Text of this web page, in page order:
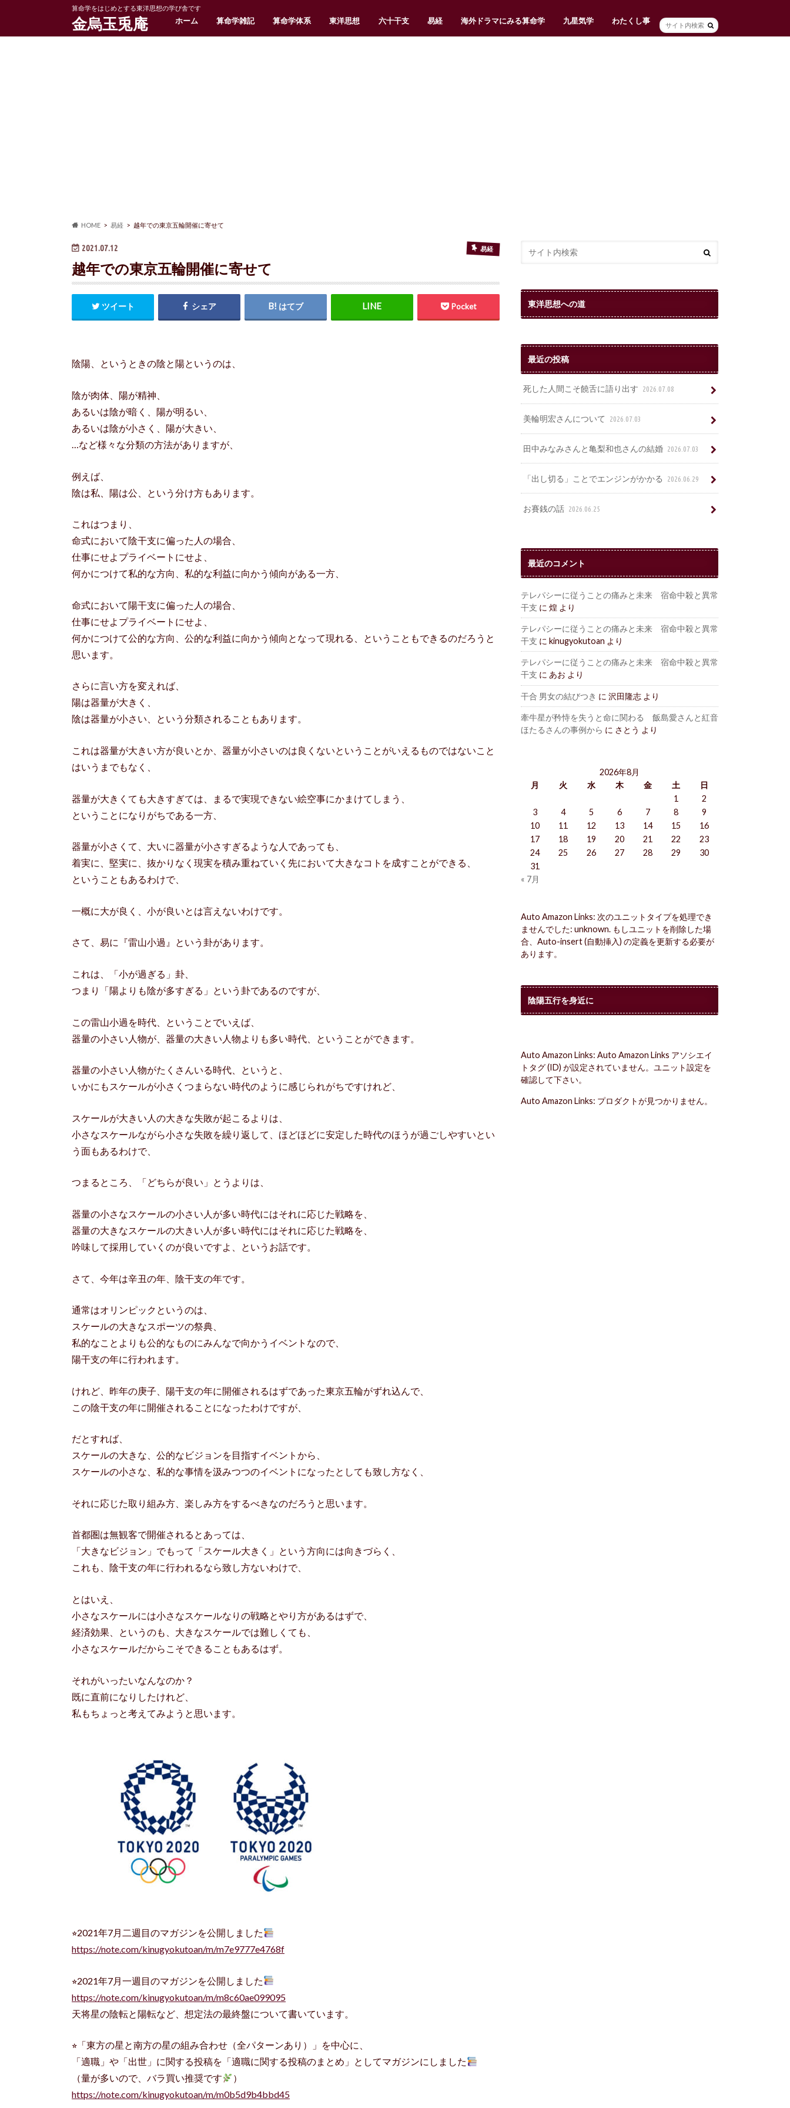
算命学をはじめとする東洋思想の学び舎です
金烏玉兎庵 ホーム 算命学雑記 算命学体系 東洋思想 六十干支 易経 海外ドラマにみる算命学 九星気学 わたくし事
HOME 易経 越年での東京五輪開催に寄せて
2021.07.12 易経
越年での東京五輪開催に寄せて
ツイート シェア はてブ Pocket
陰陽、というときの陰と陽というのは、
陰が肉体、陽が精神、
あるいは陰が暗く、陽が明るい、
あるいは陰が小さく、陽が大きい、
…など様々な分類の方法がありますが、
例えば、
陰は私、陽は公、という分け方もあります。
これはつまり、
命式において陰干支に偏った人の場合、
仕事にせよプライベートにせよ、
何かにつけて私的な方向、私的な利益に向かう傾向がある一方、
命式において陽干支に偏った人の場合、
仕事にせよプライベートにせよ、
何かにつけて公的な方向、公的な利益に向かう傾向となって現れる、ということもできるのだろうと
思います。
さらに言い方を変えれば、
陽は器量が大きく、
陰は器量が小さい、という分類されることもあります。
これは器量が大きい方が良いとか、器量が小さいのは良くないということがいえるものではないこと
はいうまでもなく、
器量が大きくても大きすぎては、まるで実現できない絵空事にかまけてしまう、
ということになりがちである一方、
器量が小さくて、大いに器量が小さすぎるような人であっても、
着実に、堅実に、抜かりなく現実を積み重ねていく先において大きなコトを成すことができる、
ということもあるわけで、
一概に大が良く、小が良いとは言えないわけです。
さて、易に『雷山小過』という卦があります。
これは、「小が過ぎる」卦、
つまり「陽よりも陰が多すぎる」という卦であるのですが、
この雷山小過を時代、ということでいえば、
器量の小さい人物が、器量の大きい人物よりも多い時代、ということができます。
器量の小さい人物がたくさんいる時代、というと、
いかにもスケールが小さくつまらない時代のように感じられがちですけれど、
スケールが大きい人の大きな失敗が起こるよりは、
小さなスケールながら小さな失敗を繰り返して、ほどほどに安定した時代のほうが過ごしやすいとい
う面もあるわけで、
つまるところ、「どちらが良い」とうよりは、
器量の小さなスケールの小さい人が多い時代にはそれに応じた戦略を、
器量の大きなスケールの大きい人が多い時代にはそれに応じた戦略を、
吟味して採用していくのが良いですよ、というお話です。
さて、今年は辛丑の年、陰干支の年です。
通常はオリンピックというのは、
スケールの大きなスポーツの祭典、
私的なことよりも公的なものにみんなで向かうイベントなので、
陽干支の年に行われます。
けれど、昨年の庚子、陽干支の年に開催されるはずであった東京五輪がずれ込んで、
この陰干支の年に開催されることになったわけですが、
だとすれば、
スケールの大きな、公的なビジョンを目指すイベントから、
スケールの小さな、私的な事情を汲みつつのイベントになったとしても致し方なく、
それに応じた取り組み方、楽しみ方をするべきなのだろうと思います。
首都圏は無観客で開催されるとあっては、
「大きなビジョン」でもって「スケール大きく」という方向には向きづらく、
これも、陰干支の年に行われるなら致し方ないわけで、
とはいえ、
小さなスケールには小さなスケールなりの戦略とやり方があるはずで、
経済効果、というのも、大きなスケールでは難しくても、
小さなスケールだからこそできることもあるはず。
それがいったいなんなのか？
既に直前になりしたけれど、
私もちょっと考えてみようと思います。
⭐︎2021年7月二週目のマガジンを公開しました
https://note.com/kinugyokutoan/m/m7e9777e4768f
⭐︎2021年7月一週目のマガジンを公開しました
https://note.com/kinugyokutoan/m/m8c60ae099095
天将星の陰転と陽転など、想定法の最終盤について書いています。
⭐︎「東方の星と南方の星の組み合わせ（全パターンあり）」を中心に、
「適職」や「出世」に関する投稿を「適職に関する投稿のまとめ」としてマガジンにしました
（量が多いので、バラ買い推奨です
）
https://note.com/kinugyokutoan/m/m0b5d9b4bbd45
東洋思想への道
最近の投稿
死した人間こそ饒舌に語り出す 2026.07.08
美輪明宏さんについて 2026.07.03
田中みなみさんと亀梨和也さんの結婚 2026.07.03
「出し切る」ことでエンジンがかかる 2026.06.29
お賽銭の話 2026.06.25
最近のコメント
テレパシーに従うことの痛みと未来 宿命中殺と異常
干支 に 煌 より
テレパシーに従うことの痛みと未来 宿命中殺と異常
干支 に kinugyokutoan より
テレパシーに従うことの痛みと未来 宿命中殺と異常
干支 に あお より
干合 男女の結びつき に 沢田隆志 より
牽牛星が矜恃を失うと命に関わる 飯島愛さんと紅音
ほたるさんの事例から に さとう より
2026年8月
月
火 水 木 金 土
日
1
2
3
4 5 6 7 8
9
10
11 12 13 14 15
16
17
18 19 20 21 22
23
24
25 26 27 28 29
30
31
« 7月
Auto Amazon Links: 次のユニットタイプを処理でき
ませんでした: unknown. もしユニットを削除した場
合、Auto-insert (自動挿入) の定義を更新する必要が
あります。
陰陽五行を身近に
Auto Amazon Links: Auto Amazon Links アソシエイ
トタグ (ID) が設定されていません。ユニット設定を
確認して下さい。
Auto Amazon Links: プロダクトが見つかりません。